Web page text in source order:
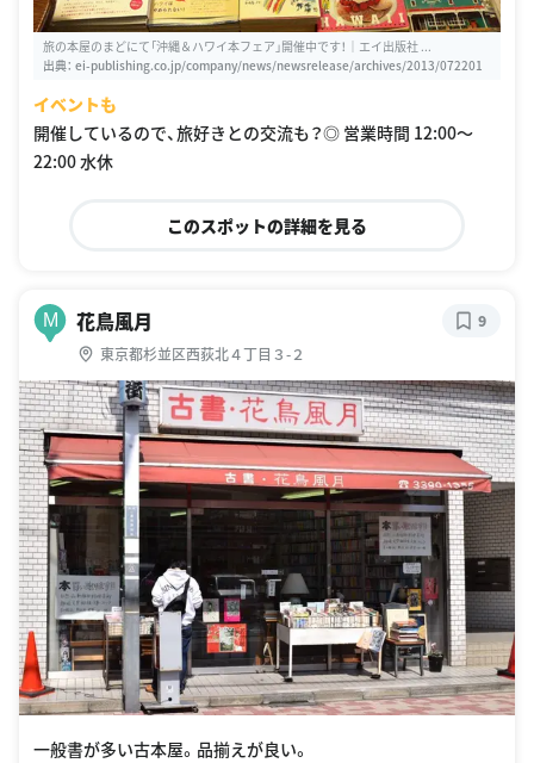
旅の本屋のまどにて「沖縄＆ハワイ本フェア」開催中です！｜エイ出版社 ...
出典： ei-publishing.co.jp/company/news/newsrelease/archives/2013/072201
イベントも
開催しているので、旅好きとの交流も？◎ 営業時間 12:00〜
22:00 水休
このスポットの詳細を見る
M 花鳥風月
東京都杉並区西荻北４丁目３-２
9
一般書が多い古本屋。品揃えが良い。